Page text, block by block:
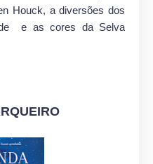
Houck, a diversões dos
e as cores da Selva